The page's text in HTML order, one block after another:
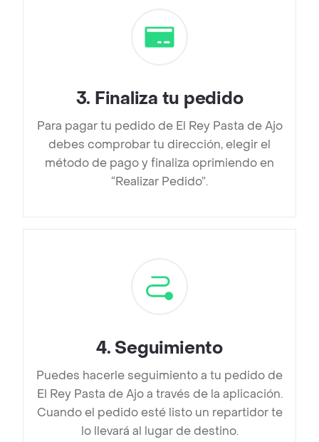
3. Finaliza tu pedido
Para pagar tu pedido de El Rey Pasta de Ajo
debes comprobar tu dirección, elegir el
método de pago y finaliza oprimiendo en
“Realizar Pedido”.
4. Seguimiento
Puedes hacerle seguimiento a tu pedido de
El Rey Pasta de Ajo a través de la aplicación.
Cuando el pedido esté listo un repartidor te
lo llevará al lugar de destino.